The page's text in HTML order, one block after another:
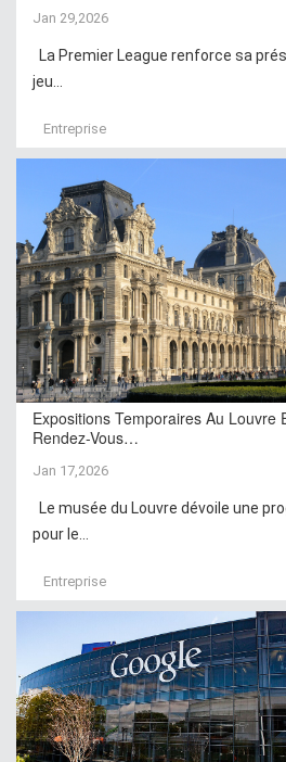
Jan 29,2026
La Premier League renforce sa
jeu...
Entreprise
Expositions Temporaires Au Louvre
Rendez-Vous…
Jan 17,2026
Le musée du Louvre dévoile une
pour le...
Entreprise